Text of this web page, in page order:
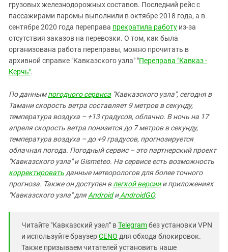
грузовых железнодорожных составов. Последний рейс с
пассажирами паромы выполнили в октябре 2018 года, а в
сентябре 2020 года переправа прекратила работу из-за
отсутствия заказов на перевозки. О том, как была
организована работа переправы, можно прочитать в
архивной справке "Кавказского узла" "Переправа "Кавказ -
Керчь".
По даннымпогодного сервиса "Кавказского узла", сегодня в
Тамани скорость ветра составляет 9 метров в секунду,
температура воздуха – +13 градусов, облачно. В ночь на 17
апреля скорость ветра понизится до 7 метров в секунду,
температура воздуха – до +9 градусов, прогнозируется
облачная погода. Погодный сервис – это партнерский проект
"Кавказского узла" и Gismeteo. На сервисе есть возможность
корректировать данные метеорологов для более точного
прогноза. Также он доступен влегкой версиии приложениях
"Кавказского узла" дляAndroidиAndroidGO.
Читайте "Кавказский узел" вTelegramбез установки VPN
и используйте браузерCENO для обхода блокировок.
Также призываем читателей установить наше